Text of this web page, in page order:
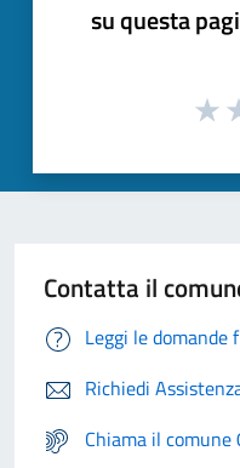
su questa
Contatta il
Leggi le domande
Richiedi
Chiama il